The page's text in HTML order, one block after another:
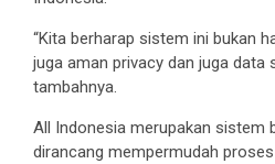
“Kita berharap sistem ini bukan
juga aman privacy dan juga data
tambahnya.
All Indonesia merupakan sistem
dirancang mempermudah